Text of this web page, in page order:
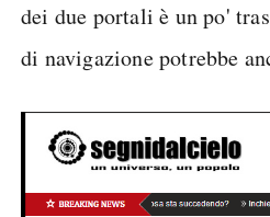
dei due portali è un po'
di navigazione potrebbe